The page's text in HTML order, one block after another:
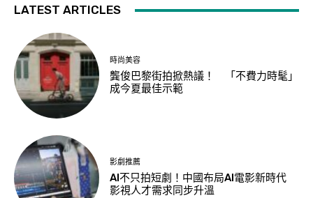
LATEST ARTICLES
時尚美容
龔俊巴黎街拍掀熱議！ 「不費力時髦」
成今夏最佳示範
影劇推薦
AI不只拍短劇！中國布局AI電影新時代
影視人才需求同步升溫